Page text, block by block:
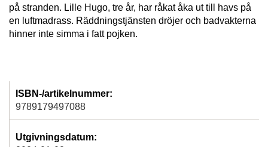
på stranden. Lille Hugo, tre år, har råkat åka ut till havs på
en luftmadrass. Räddningstjänsten dröjer och badvakterna
hinner inte simma i fatt pojken.
ISBN-/artikelnummer:
9789179497088
Utgivningsdatum: